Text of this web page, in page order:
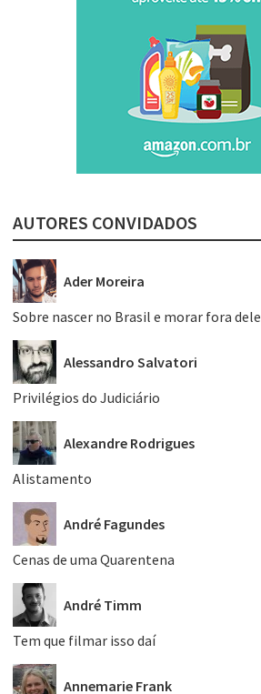
AUTORES CONVIDADOS
Ader Moreira
Sobre nascer no Brasil e morar fora dele
Alessandro Salvatori
Privilégios do Judiciário
Alexandre Rodrigues
Alistamento
André Fagundes
Cenas de uma Quarentena
André Timm
Tem que filmar isso daí
Annemarie Frank